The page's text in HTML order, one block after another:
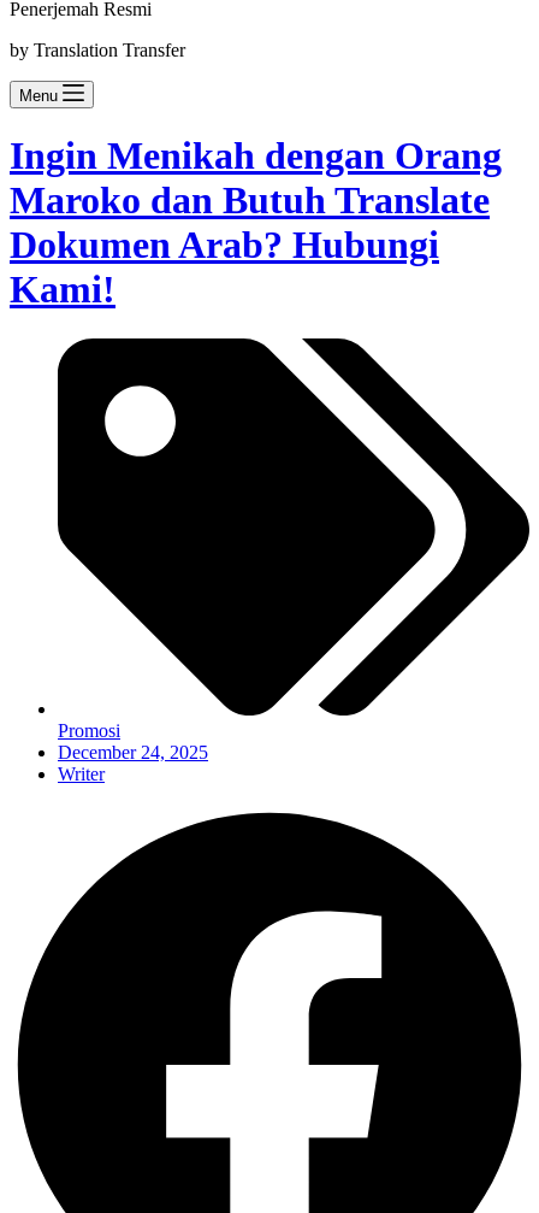
Penerjemah Resmi
by Translation Transfer
Menu
Ingin Menikah dengan Orang
Maroko dan Butuh Translate
Dokumen Arab? Hubungi
Kami!
Promosi
December 24, 2025
Writer